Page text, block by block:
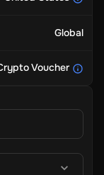
Global
Voucher